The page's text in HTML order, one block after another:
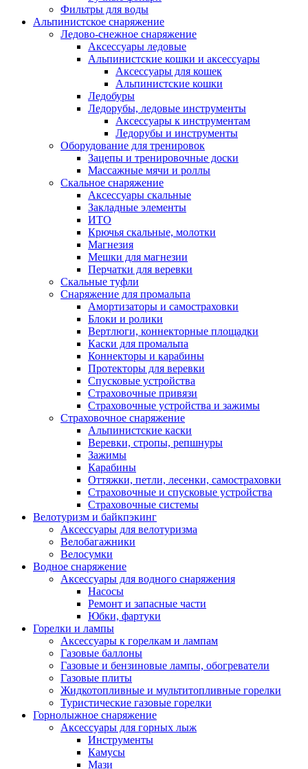
Фильтры для воды
Альпинистское снаряжение
Ледово-снежное снаряжение
Аксессуары ледовые
Альпинистские кошки и аксессуары
Аксессуары для кошек
Альпинистские кошки
Ледобуры
Ледорубы, ледовые инструменты
Аксессуары к инструментам
Ледорубы и инструменты
Оборудование для тренировок
Зацепы и тренировочные доски
Массажные мячи и роллы
Скальное снаряжение
Аксессуары скальные
Закладные элементы
ИТО
Крючья скальные, молотки
Магнезия
Мешки для магнезии
Перчатки для веревки
Скальные туфли
Снаряжение для промальпа
Амортизаторы и самостраховки
Блоки и ролики
Вертлюги, коннекторные площадки
Каски для промальпа
Коннекторы и карабины
Протекторы для веревки
Спусковые устройства
Страховочные привязи
Страховочные устройства и зажимы
Страховочное снаряжение
Альпинистские каски
Веревки, стропы, репшнуры
Зажимы
Карабины
Оттяжки, петли, лесенки, самостраховки
Страховочные и спусковые устройства
Страховочные системы
Велотуризм и байкпэкинг
Аксессуары для велотуризма
Велобагажники
Велосумки
Водное снаряжение
Аксессуары для водного снаряжения
Насосы
Ремонт и запасные части
Юбки, фартуки
Горелки и лампы
Аксессуары к горелкам и лампам
Газовые баллоны
Газовые и бензиновые лампы, обогреватели
Газовые плиты
Жидкотопливные и мультитопливные горелки
Туристические газовые горелки
Горнолыжное снаряжение
Аксессуары для горных лыж
Инструменты
Камусы
Мази